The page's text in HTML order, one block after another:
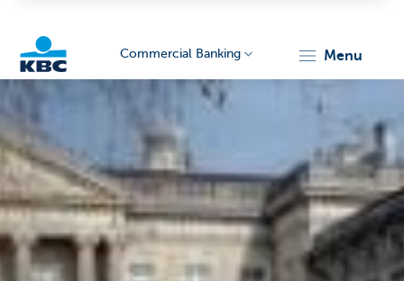
Commercial Banking menu